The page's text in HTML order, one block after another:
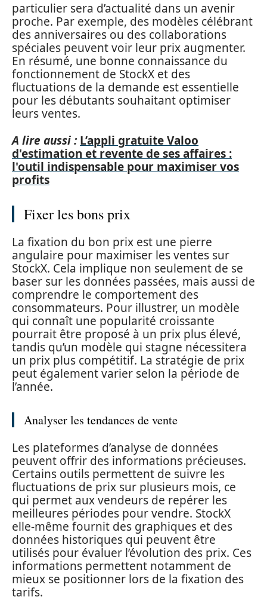
particulier sera d’actualité dans un avenir
proche. Par exemple, des modèles célébrant
des anniversaires ou des collaborations
spéciales peuvent voir leur prix augmenter.
En résumé, une bonne connaissance du
fonctionnement de StockX et des
fluctuations de la demande est essentielle
pour les débutants souhaitant optimiser
leurs ventes.
A lire aussi : L’appli gratuite Valoo
d'estimation et revente de ses affaires :
l'outil indispensable pour maximiser vos
profits
Fixer les bons prix
La fixation du bon prix est une pierre
angulaire pour maximiser les ventes sur
StockX. Cela implique non seulement de se
baser sur les données passées, mais aussi de
comprendre le comportement des
consommateurs. Pour illustrer, un modèle
qui connaît une popularité croissante
pourrait être proposé à un prix plus élevé,
tandis qu’un modèle qui stagne nécessitera
un prix plus compétitif. La stratégie de prix
peut également varier selon la période de
l’année.
Analyser les tendances de vente
Les plateformes d’analyse de données
peuvent offrir des informations précieuses.
Certains outils permettent de suivre les
fluctuations de prix sur plusieurs mois, ce
qui permet aux vendeurs de repérer les
meilleures périodes pour vendre. StockX
elle-même fournit des graphiques et des
données historiques qui peuvent être
utilisés pour évaluer l’évolution des prix. Ces
informations permettent notamment de
mieux se positionner lors de la fixation des
tarifs.